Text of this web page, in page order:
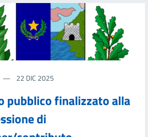
22 DIC 2025
pubblico finalizzato alla
di